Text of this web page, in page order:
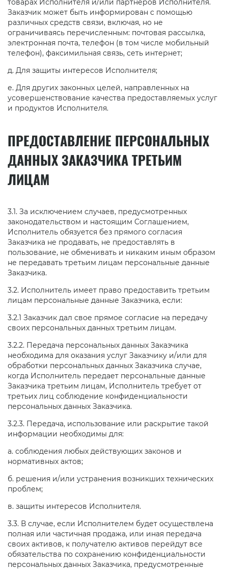
товарах Исполнителя и/или партнеров Исполнителя.
Заказчик может быть информирован с помощью
различных средств связи, включая, но не
ограничиваясь перечисленным: почтовая рассылка,
электронная почта, телефон (в том числе мобильный
телефон), факсимильная связь, сеть интернет;
д. Для защиты интересов Исполнителя;
е. Для других законных целей, направленных на
усовершенствование качества предоставляемых услуг
и продуктов Исполнителя.
ПРЕДОСТАВЛЕНИЕ ПЕРСОНАЛЬНЫХ
ДАННЫХ ЗАКАЗЧИКА ТРЕТЬИМ
ЛИЦАМ
3.1. За исключением случаев, предусмотренных
законодательством и настоящим Соглашением,
Исполнитель обязуется без прямого согласия
Заказчика не продавать, не предоставлять в
пользование, не обменивать и никаким иным образом
не передавать третьим лицам персональные данные
Заказчика.
3.2. Исполнитель имеет право предоставить третьим
лицам персональные данные Заказчика, если:
3.2.1 Заказчик дал свое прямое согласие на передачу
своих персональных данных третьим лицам.
3.2.2. Передача персональных данных Заказчика
необходима для оказания услуг Заказчику и/или для
обработки персональных данных Заказчика случае,
когда Исполнитель передает персональные данные
Заказчика третьим лицам, Исполнитель требует от
третьих лиц соблюдение конфиденциальности
персональных данных Заказчика.
3.2.3. Передача, использование или раскрытие такой
информации необходимы для:
а. соблюдения любых действующих законов и
нормативных актов;
б. решения и/или устранения возникших технических
проблем;
в. защиты интересов Исполнителя.
3.3. В случае, если Исполнителем будет осуществлена
полная или частичная продажа, или иная передача
своих активов, к получателю активов перейдут все
обязательства по сохранению конфиденциальности
персональных данных Заказчика, предусмотренные